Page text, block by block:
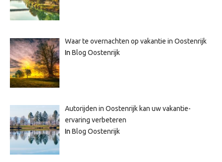
Waar te overnachten op vakantie in Oostenrijk
In Blog Oostenrijk
Autorijden in Oostenrijk kan uw vakantie-
ervaring verbeteren
In Blog Oostenrijk